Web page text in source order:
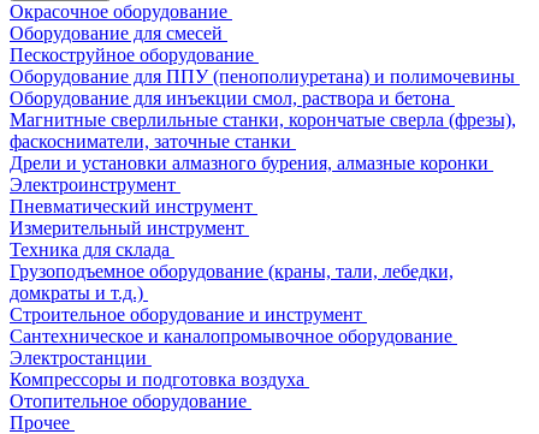
Окрасочное оборудование
Оборудование для смесей
Пескоструйное оборудование
Оборудование для ППУ (пенополиуретана) и полимочевины
Оборудование для инъекции смол, раствора и бетона
Магнитные сверлильные станки, корончатые сверла (фрезы),
фаскосниматели, заточные станки
Дрели и установки алмазного бурения, алмазные коронки
Электроинструмент
Пневматический инструмент
Измерительный инструмент
Техника для склада
Грузоподъемное оборудование (краны, тали, лебедки,
домкраты и т.д.)
Строительное оборудование и инструмент
Сантехническое и каналопромывочное оборудование
Электростанции
Компрессоры и подготовка воздуха
Отопительное оборудование
Прочее